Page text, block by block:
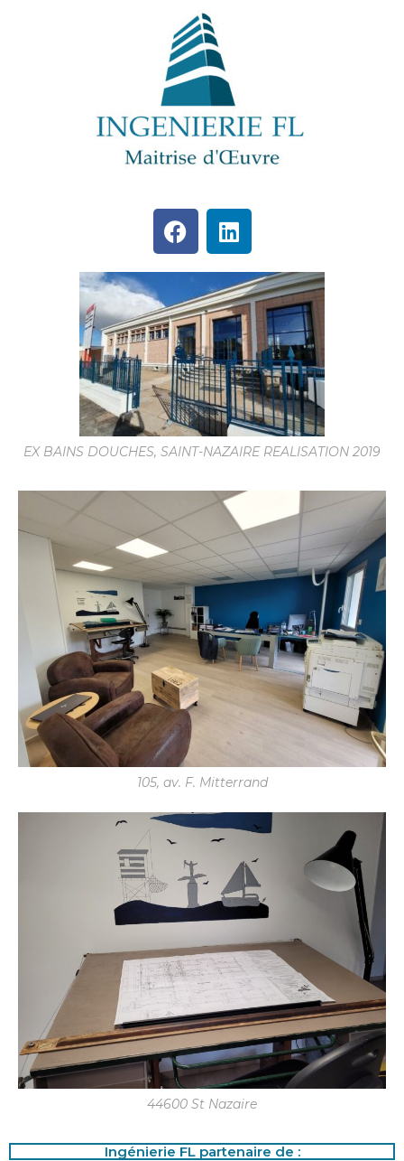
EX BAINS DOUCHES, SAINT-NAZAIRE REALISATION 2019
105, av. F. Mitterrand
44600 St Nazaire
Ingénierie FL partenaire de :